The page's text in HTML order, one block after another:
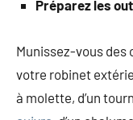
Préparez les
Munissez-vous des
votre robinet
à molette, d’un